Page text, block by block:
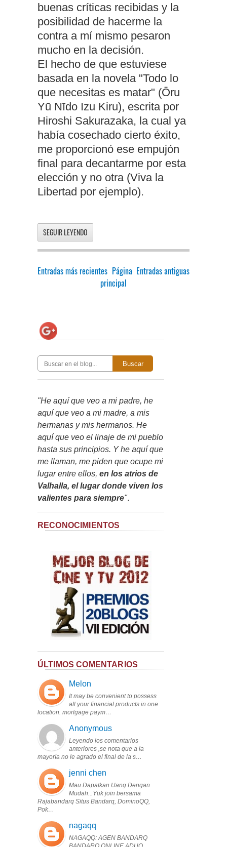
buenas críticas recibidas y la
posibilidad de hacerme la
contra a mí mismo pesaron
mucho en la decisión.
El hecho de que estuviese
basada en la novela "Todo lo
que necesitas es matar" (Ōru
Yū Nīdo Izu Kiru), escrita por
Hiroshi Sakurazaka, la cual ya
había cosechado cierto éxito,
me proporcionó ese empujón
final para decantarme por esta
elección y no otra (Viva la
Libertad por ejemplo).
SEGUIR LEYENDO
Entradas más recientes Entradas antiguas
Página
principal
Buscar
"He aquí que veo a mi padre, he
aquí que veo a mi madre, a mis
hermanas y mis hermanos. He
aquí que veo el linaje de mi pueblo
hasta sus principios. Y he aquí que
me llaman, me piden que ocupe mi
lugar entre ellos, en los atrios de
Valhalla, el lugar donde viven los
valientes para siempre".
RECONOCIMIENTOS
ÚLTIMOS COMENTARIOS
Melon
It may be convenient to possess
all your financial products in one
location. mortgage paym…
Anonymous
Leyendo los comentarios
anteriores ,se nota que a la
mayoría no le agrado el final de la s…
jenni chen
Mau Dapatkan Uang Dengan
Mudah...Yuk join bersama
Rajabandarq Situs Bandarq, DominoQQ,
Pok…
nagaqq
NAGAQQ: AGEN BANDARQ